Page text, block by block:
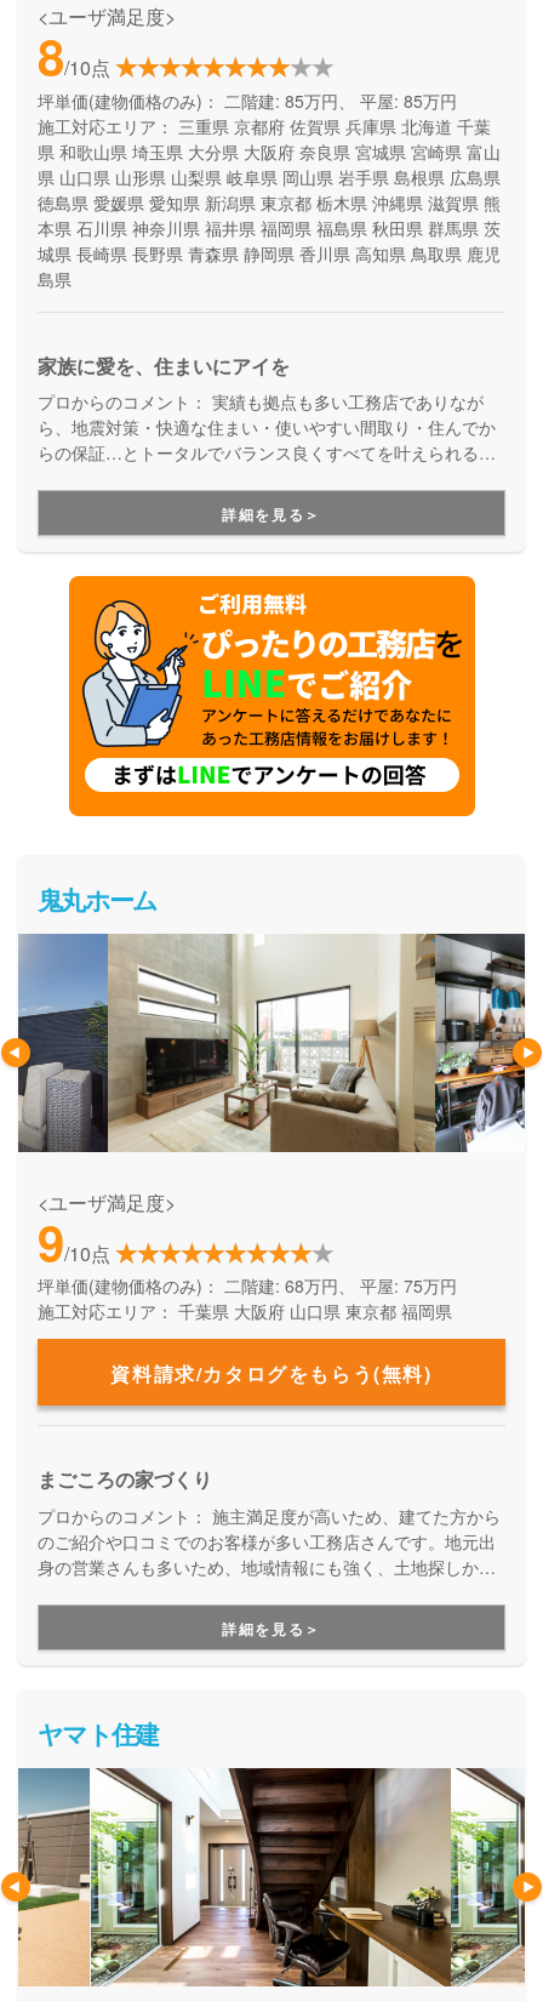
<ユーザ満足度>
8/10点
坪単価(建物価格のみ)： 二階建: 85万円、 平屋: 85万円
施工対応エリア： 三重県 京都府 佐賀県 兵庫県 北海道 千葉
県 和歌山県 埼玉県 大分県 大阪府 奈良県 宮城県 宮崎県 富山
県 山口県 山形県 山梨県 岐阜県 岡山県 岩手県 島根県 広島県
徳島県 愛媛県 愛知県 新潟県 東京都 栃木県 沖縄県 滋賀県 熊
本県 石川県 神奈川県 福井県 福岡県 福島県 秋田県 群馬県 茨
城県 長崎県 長野県 青森県 静岡県 香川県 高知県 鳥取県 鹿児
島県
家族に愛を、住まいにアイを
プロからのコメント： 実績も拠点も多い工務店でありなが
ら、地震対策・快適な住まい・使いやすい間取り・住んでか
らの保証…とトータルでバランス良くすべてを叶えられる家
用できる間取り提案も得意なので、末長く安心して暮らせる
住まいをお求めの方、安心できるプロにまるっとお任せした
い方にもお勧めしています。
詳細を見る＞
鬼丸ホーム
<ユーザ満足度>
9/10点
坪単価(建物価格のみ)： 二階建: 68万円、 平屋: 75万円
施工対応エリア： 千葉県 大阪府 山口県 東京都 福岡県
資料請求/カタログをもらう(無料)
まごころの家づくり
プロからのコメント： 施主満足度が高いため、建てた方から
のご紹介や口コミでのお客様が多い工務店さんです。地元出
身の営業さんも多いため、地域情報にも強く、土地探しから
詳細を見る＞
ヤマト住建